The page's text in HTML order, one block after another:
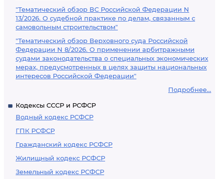
"Тематический обзор ВС Российской Федерации N
13/2026. О судебной практике по делам, связанным с
самовольным строительством"
"Тематический обзор Верховного суда Российской
Федерации N 8/2026. О применении арбитражными
судами законодательства о специальных экономических
мерах, предусмотренных в целях защиты национальных
интересов Российской Федерации"
Подробнее...
Кодексы СССР и РСФСР
Водный кодекс РСФСР
ГПК РСФСР
Гражданский кодекс РСФСР
Жилищный кодекс РСФСР
Земельный кодекс РСФСР